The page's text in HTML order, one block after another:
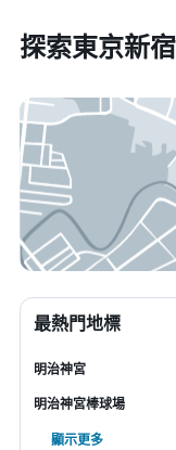
探索東京新
最熱門地標
明治神宮
明治神宮棒球場
顯示更多